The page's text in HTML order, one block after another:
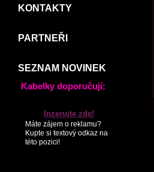
KONTAKTY
PARTNEŘI
SEZNAM NOVINEK
Kabelky doporučují:
Inzerujte zde!
Máte zájem o reklamu?
Kupte si textový odkaz na
této pozici!